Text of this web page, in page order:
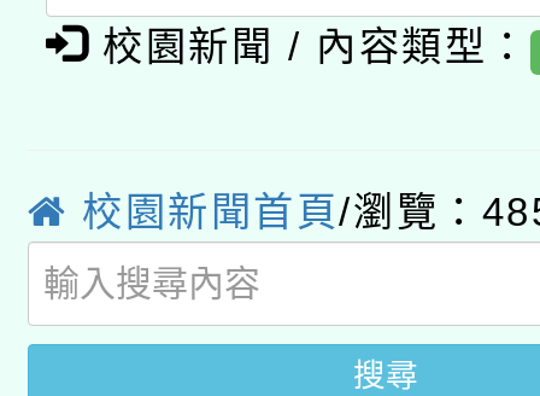
pilot」
有關大陸委員會函釋公
轉知經濟部水利署委託
用水績優單位及節水達
動」
桃園市孔廟祈福系列
開 智慧啟航」
2026年桃園地景藝術
校園新聞 / 內容類型：
校園新聞首頁/瀏覽：
搜尋